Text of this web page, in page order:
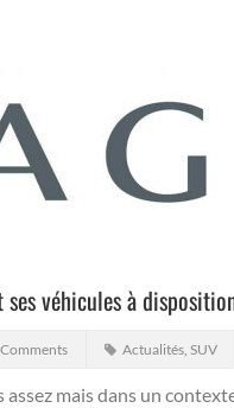
ses véhicules à
Actualités, SUV
assez mais dans un